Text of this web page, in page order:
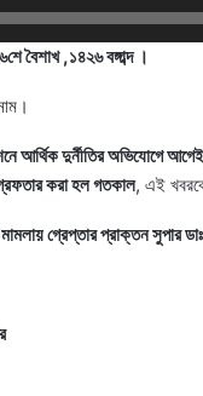
বৈশাখ ,১৪২৬ বঙ্গাব্দ ।
আর্থিক দুর্নীতির অভিযোগে
করা হল গতকাল, এই
গ্রেপ্তার প্রাক্তন সুপার